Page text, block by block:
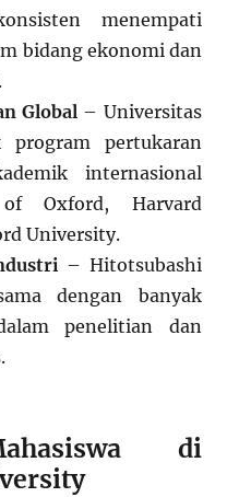
menempati
bidang ekonomi dan
Global – Universitas
pertukaran
internasional
Oxford, Harvard
University.
– Hitotsubashi
dengan banyak
penelitian dan
di